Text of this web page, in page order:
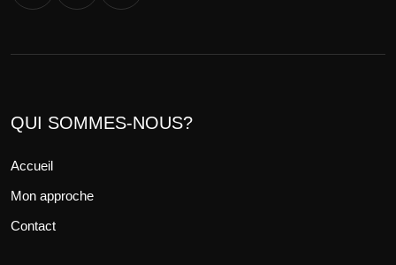
QUI SOMMES-NOUS?
Accueil
Mon approche
Contact